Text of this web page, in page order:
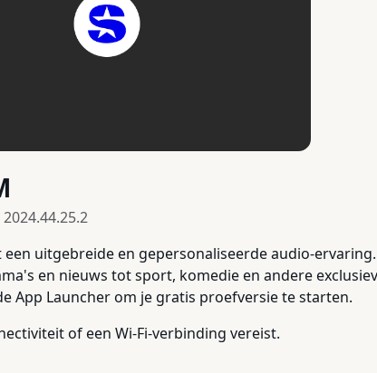
2024.44.25.2
een uitgebreide en gepersonaliseerde audio-
en nieuws tot sport, komedie en andere
App Launcher om je gratis proefversie te starten.
of een Wi-Fi-verbinding vereist.